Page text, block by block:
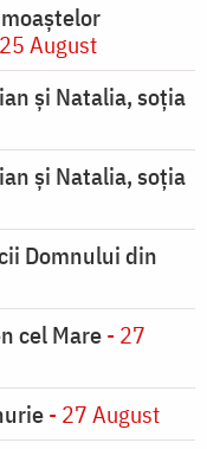
August
şi Natalia, soţia
şi Natalia, soţia
Domnului din
cel Mare- 27
- 27 August